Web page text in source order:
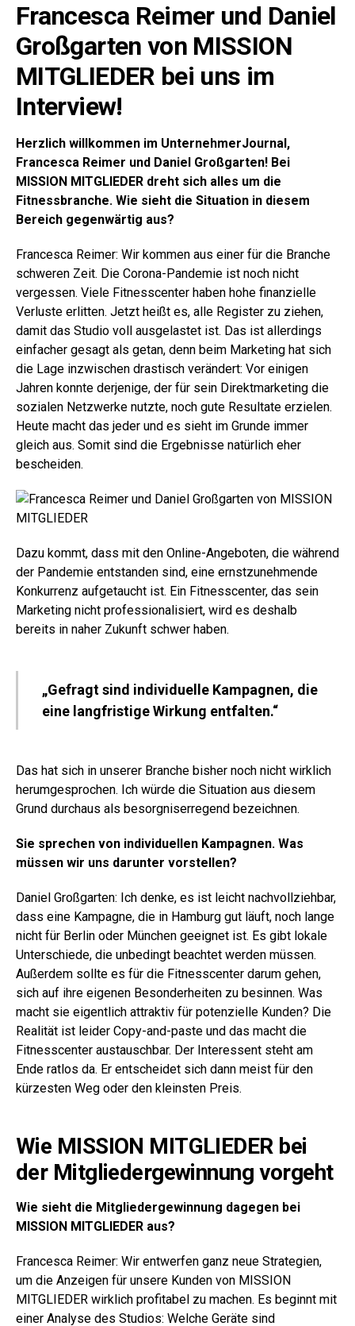
Francesca Reimer und Daniel
Großgarten von MISSION
MITGLIEDER bei uns im
Interview!
Herzlich willkommen im UnternehmerJournal,
Francesca Reimer und Daniel Großgarten! Bei
MISSION MITGLIEDER dreht sich alles um die
Fitnessbranche. Wie sieht die Situation in diesem
Bereich gegenwärtig aus?
Francesca Reimer: Wir kommen aus einer für die Branche
schweren Zeit. Die Corona-Pandemie ist noch nicht
vergessen. Viele Fitnesscenter haben hohe finanzielle
Verluste erlitten. Jetzt heißt es, alle Register zu ziehen,
damit das Studio voll ausgelastet ist. Das ist allerdings
einfacher gesagt als getan, denn beim Marketing hat sich
die Lage inzwischen drastisch verändert: Vor einigen
Jahren konnte derjenige, der für sein Direktmarketing die
sozialen Netzwerke nutzte, noch gute Resultate erzielen.
Heute macht das jeder und es sieht im Grunde immer
gleich aus. Somit sind die Ergebnisse natürlich eher
bescheiden.
Dazu kommt, dass mit den Online-Angeboten, die während
der Pandemie entstanden sind, eine ernstzunehmende
Konkurrenz aufgetaucht ist. Ein Fitnesscenter, das sein
Marketing nicht professionalisiert, wird es deshalb
bereits in naher Zukunft schwer haben.
„Gefragt sind individuelle Kampagnen, die
eine langfristige Wirkung entfalten.“
Das hat sich in unserer Branche bisher noch nicht wirklich
herumgesprochen. Ich würde die Situation aus diesem
Grund durchaus als besorgniserregend bezeichnen.
Sie sprechen von individuellen Kampagnen. Was
müssen wir uns darunter vorstellen?
Daniel Großgarten: Ich denke, es ist leicht nachvollziehbar,
dass eine Kampagne, die in Hamburg gut läuft, noch lange
nicht für Berlin oder München geeignet ist. Es gibt lokale
Unterschiede, die unbedingt beachtet werden müssen.
Außerdem sollte es für die Fitnesscenter darum gehen,
sich auf ihre eigenen Besonderheiten zu besinnen. Was
macht sie eigentlich attraktiv für potenzielle Kunden? Die
Realität ist leider Copy-and-paste und das macht die
Fitnesscenter austauschbar. Der Interessent steht am
Ende ratlos da. Er entscheidet sich dann meist für den
kürzesten Weg oder den kleinsten Preis.
Wie MISSION MITGLIEDER bei
der Mitgliedergewinnung vorgeht
Wie sieht die Mitgliedergewinnung dagegen bei
MISSION MITGLIEDER aus?
Francesca Reimer: Wir entwerfen ganz neue Strategien,
um die Anzeigen für unsere Kunden von MISSION
MITGLIEDER wirklich profitabel zu machen. Es beginnt mit
einer Analyse des Studios: Welche Geräte sind